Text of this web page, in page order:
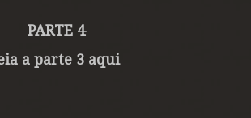
PARTE 4
a parte 3 aqui